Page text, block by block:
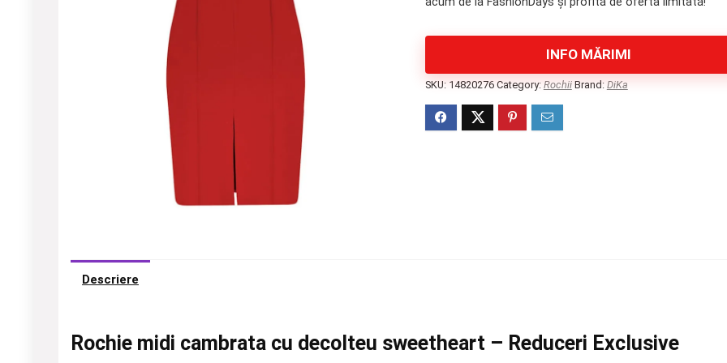
INFO MĂRIMI
SKU: 14820276 Category: Rochii Brand: DiKa
Descriere
Rochie midi cambrata cu decolteu sweetheart – Reduceri Exclusive